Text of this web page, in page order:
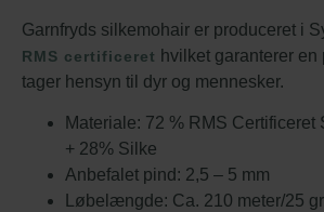
Garnfryds silkemohair er produceret i
RMS certificeret hvilket garanterer
tager hensyn til dyr og mennesker.
Materiale: 72 % RMS Certificeret
+ 28% Silke
Anbefalet pind: 2,5 – 5 mm
Løbelængde: Ca. 210 meter/25